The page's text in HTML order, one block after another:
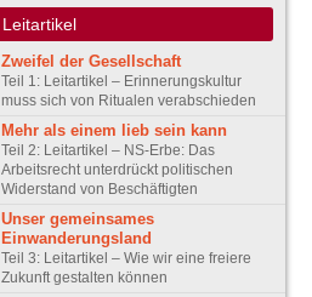
Leitartikel
Zweifel der Gesellschaft
Teil 1: Leitartikel – Erinnerungskultur
muss sich von Ritualen verabschieden
Mehr als einem lieb sein kann
Teil 2: Leitartikel – NS-Erbe: Das
Arbeitsrecht unterdrückt politischen
Widerstand von Beschäftigten
Unser gemeinsames
Einwanderungsland
Teil 3: Leitartikel – Wie wir eine freiere
Zukunft gestalten können